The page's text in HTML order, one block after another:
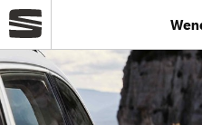
Azienda